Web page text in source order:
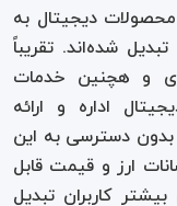
محصولات دیجیتال به
شده‌اند. تقریباً
و هچنین خدمات
اداره و ارائه
دسترسی به این
ارز و قیمت قابل
کاربران تبدیل